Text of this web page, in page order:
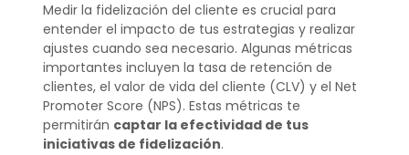
Medir la fidelización del cliente es crucial para
entender el impacto de tus estrategias y realizar
ajustes cuando sea necesario. Algunas métricas
importantes incluyen la tasa de retención de
clientes, el valor de vida del cliente (CLV) y el Net
Promoter Score (NPS). Estas métricas te
permitirán captar la efectividad de tus
iniciativas de fidelización.